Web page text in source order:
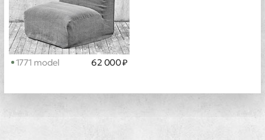
1771 model 62 000 ₽